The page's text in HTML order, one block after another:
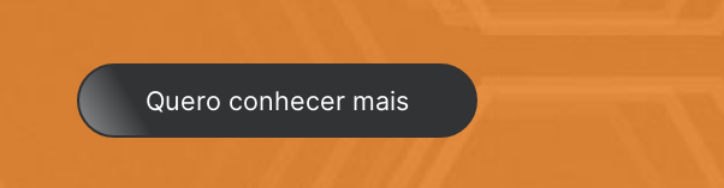
Quero conhecer mais